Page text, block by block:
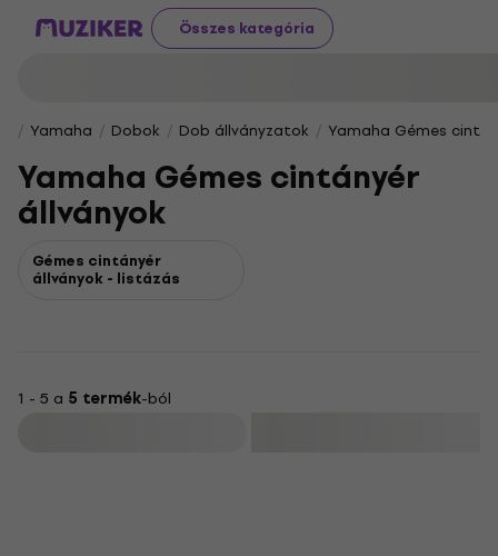
Összes kategória
Yamaha Dobok Dob állványzatok Yamaha Gémes
Yamaha Gémes cintányér
állványok
Gémes cintányér
állványok - listázás
1 - 5 a 5 termék-ból